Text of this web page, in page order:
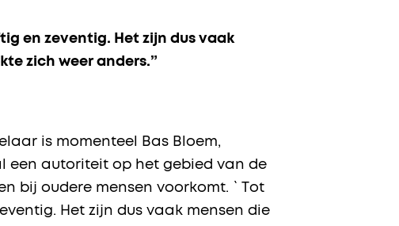
en zeventig. Het zijn dus vaak
zich weer anders.”
is momenteel Bas Bloem,
een autoriteit op het gebied van de
bij oudere mensen voorkomt. `Tot
Het zijn dus vaak mensen die